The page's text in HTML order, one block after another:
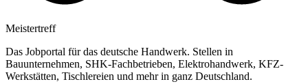
Meistertreff
Das Jobportal für das deutsche Handwerk. Stellen in
Bauunternehmen, SHK-Fachbetrieben, Elektrohandwerk, KFZ-
Werkstätten, Tischlereien und mehr in ganz Deutschland.